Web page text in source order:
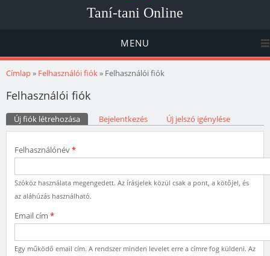
Taní-tani Online
MENU
Jelenlegi hely
Címlap» Felhasználói fiók» Felhasználói fiók
Felhasználói fiók
Elsődleges fülek
Új fiók létrehozása (aktív fül)Bejelentkezés Új jelszó igénylése
Felhasználónév*
Szóköz használata megengedett. Az írásjelek közül csak a pont, a kötőjel, és
az aláhúzás használható.
Email cím *
Egy működő email cím. A rendszer minden levelet erre a címre fog küldeni. Az